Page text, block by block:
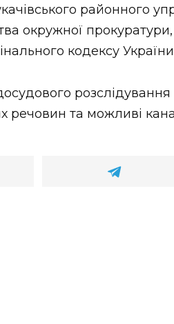
районного
окружної
кодексу
речовин та можливі